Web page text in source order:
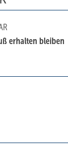
erhalten bleiben